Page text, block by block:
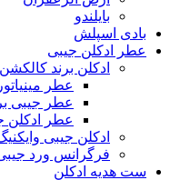
بایلندو
بادی اسپلش
عطر ادکلن جیبی
ادکلن برند کالکشن
عطر
عطر جیبی
عطر ادکلن
ادکلن جیبی
فرگرانس ورد
ست هدیه ادکلن